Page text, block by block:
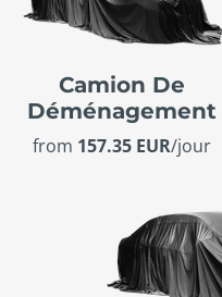
Camion De
Déménagement
from 157.35 EUR/jour